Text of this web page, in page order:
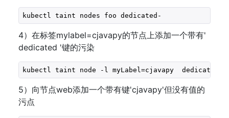
kubectl taint nodes foo dedicated-
4）在标签mylabel=cjavapy的节点上添加一个带有'
dedicated '键的污染
kubectl taint node -l myLabel=cjavapy
5）向节点web添加一个带有键'cjavapy'但没有值的
污点